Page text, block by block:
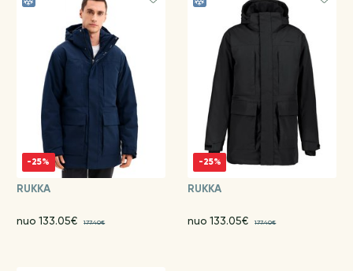
-25%
RUKKA
nuo 133.05€ 177.40€
-25%
RUKKA
nuo 133.05€ 177.40€